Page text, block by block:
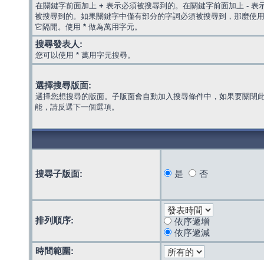
在關鍵字前面加上 + 表示必須被搜尋到的。在關鍵字前面加上 - 表
被搜尋到的。如果關鍵字中僅有部分的字詞必須被搜尋到，那麼使
它隔開。使用 * 做為萬用字元。
搜尋發表人:
您可以使用 * 萬用字元搜尋。
選擇搜尋版面:
選擇您想搜尋的版面。子版面會自動加入搜尋條件中，如果要關閉
能，請反選下一個選項。
搜尋子版面: 是 否
排列順序:
依序遞增
依序遞減
時間範圍: